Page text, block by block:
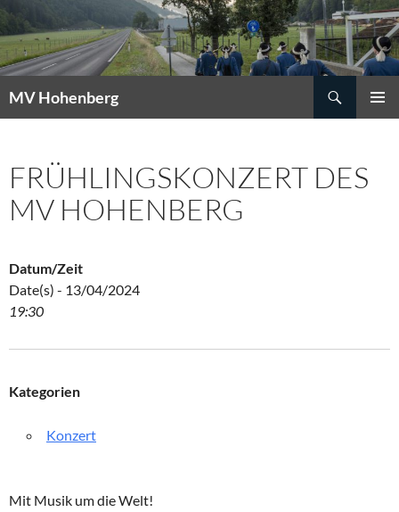
MV Hohenberg
FRÜHLINGSKONZERT DES
MV HOHENBERG
Datum/Zeit
Date(s) - 13/04/2024
19:30
Kategorien
Konzert
Mit Musik um die Welt!